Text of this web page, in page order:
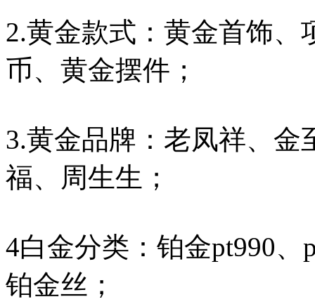
2.黄金款式：黄金首饰
币、黄金摆件；
3.黄金品牌：老凤祥、
福、周生生；
4白金分类：铂金pt990、
铂金丝；